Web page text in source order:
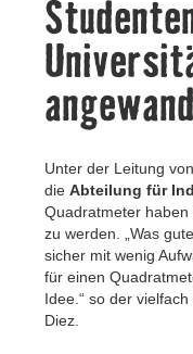
Unter der Leitung
die Abteilung für
Quadratmeter
zu werden. „Was
sicher mit wenig
für einen
Idee.“ so der
Diez.